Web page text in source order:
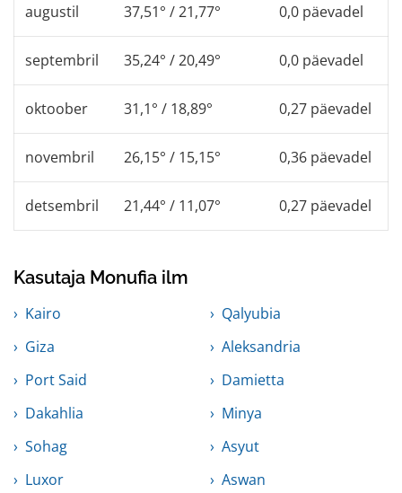
augustil 37,51° / 21,77° 0,0 päevadel
septembril 35,24° / 20,49° 0,0 päevadel
oktoober 31,1° / 18,89° 0,27 päevadel
novembril 26,15° / 15,15° 0,36 päevadel
detsembril 21,44° / 11,07° 0,27 päevadel
Kasutaja Monufia ilm
Kairo
Qalyubia
Giza
Aleksandria
Port Said
Damietta
Dakahlia
Minya
Sohag
Asyut
Luxor
Aswan